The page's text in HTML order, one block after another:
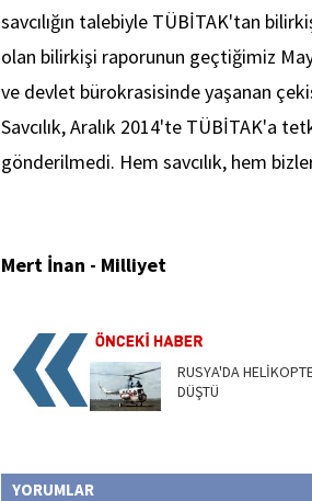
savcılığın talebiyle TÜBİTAK'tan
olan bilirkişi raporunun geçtiğimiz
ve devlet bürokrasisinde yaşanan
Savcılık, Aralık 2014'te TÜBİTAK'a
gönderilmedi. Hem savcılık, hem
Mert İnan - Milliyet
RUSYA'DA
DÜŞTÜ
YORUMLAR